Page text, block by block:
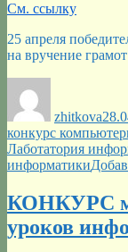
См. ссылку
25 апреля
на вручение
zhitkova
конкурс
Лаботатория
информатики
КОНКУРС
уроков